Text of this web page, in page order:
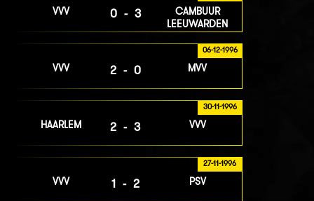
VVV 0-3
CAMBUUR
LEEUWARDEN
06-12-1996
VVV 2-0 MVV
30-11-1996
HAARLEM 2-3 VVV
27-11-1996
VVV 1-2 PSV